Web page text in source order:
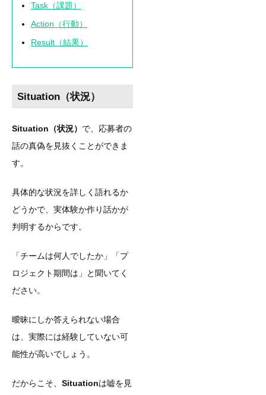
Task（課題）
Action（行動）
Result（結果）
Situation（状況）
Situation（状況） で、応募者の
話の真偽を見抜くことができま
す。
具体的な状況を詳しく語れるか
どうかで、実体験か作り話かが
判明するからです。
「チームは何人でしたか」「プ
ロジェクト期間は」と聞いてく
ださい。
曖昧にしか答えられない場合
は、実際には経験していない可
能性が高いでしょう。
だからこそ、 Situationは嘘を見